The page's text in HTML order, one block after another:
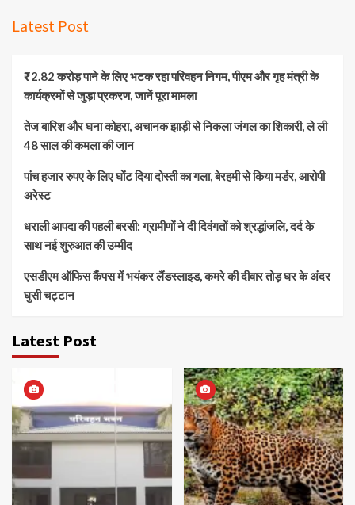
Latest Post
₹2.82 करोड़ पाने के लिए भटक रहा परिवहन निगम, पीएम और गृह मंत्री के
कार्यक्रमों से जुड़ा प्रकरण, जानें पूरा मामला
तेज बारिश और घना कोहरा, अचानक झाड़ी से निकला जंगल का शिकारी, ले ली
48 साल की कमला की जान
पांच हजार रुपए के लिए घोंट दिया दोस्ती का गला, बेरहमी से किया मर्डर, आरोपी
अरेस्ट
धराली आपदा की पहली बरसी: ग्रामीणों ने दी दिवंगतों को श्रद्धांजलि, दर्द के
साथ नई शुरुआत की उम्मीद
एसडीएम ऑफिस कैंपस में भयंकर लैंडस्लाइड, कमरे की दीवार तोड़ घर के अंदर
घुसी चट्टान
Latest Post